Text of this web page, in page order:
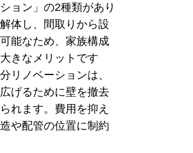
ョン」の2種類があり
体し、間取りから設
能なため、家族構成
きなメリットです
リノベーションは、
げるために壁を撤去
れます。費用を抑え
や配管の位置に制約